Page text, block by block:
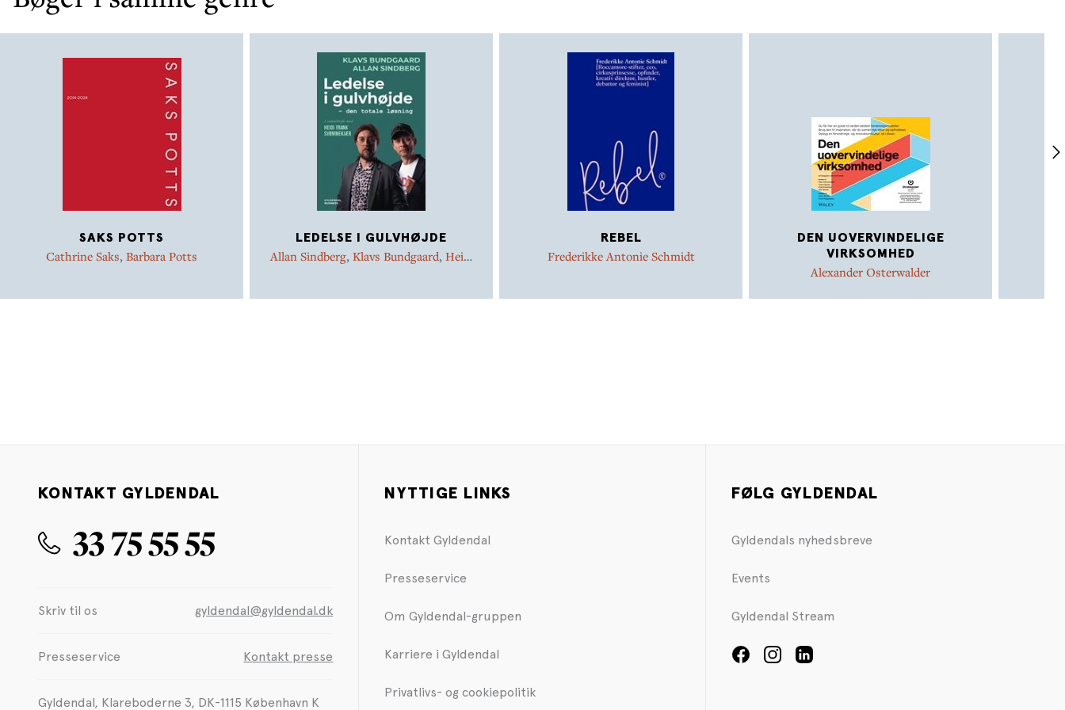
SAKS POTTS
Cathrine Saks, Barbara Potts
LEDELSE I GULVHØJDE
Allan Sindberg, Klavs Bundgaard, Heidi
REBEL
Frederikke Antonie Schmidt
DEN UOVERVINDELIGE
VIRKSOMHED
Alexander Osterwalder
KONTAKT GYLDENDAL
33 75 55 55
Skriv til os gyldendal@gyldendal.dk
Presseservice Kontakt presse
Gyldendal, Klareboderne 3, DK-1115 København K
NYTTIGE LINKS
Kontakt Gyldendal
Presseservice
Om Gyldendal-gruppen
Karriere i Gyldendal
Privatlivs- og cookiepolitik
FØLG GYLDENDAL
Gyldendals nyhedsbreve
Events
Gyldendal Stream